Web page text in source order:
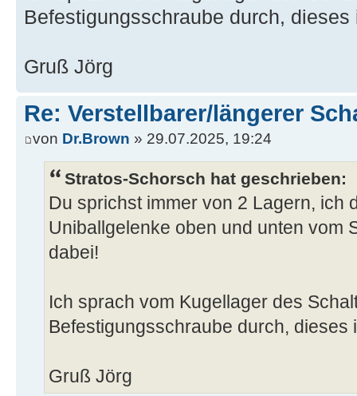
Befestigungsschraube durch,
Gruß Jörg
Re: Verstellbarer/längerer
von Dr.Brown » 29.07.2025, 19:24
Stratos-Schorsch hat geschrieben:
Du sprichst immer von 2 Lagern, ich
Uniballgelenke oben und unten vom
dabei!
Ich sprach vom Kugellager des
Befestigungsschraube durch,
Gruß Jörg